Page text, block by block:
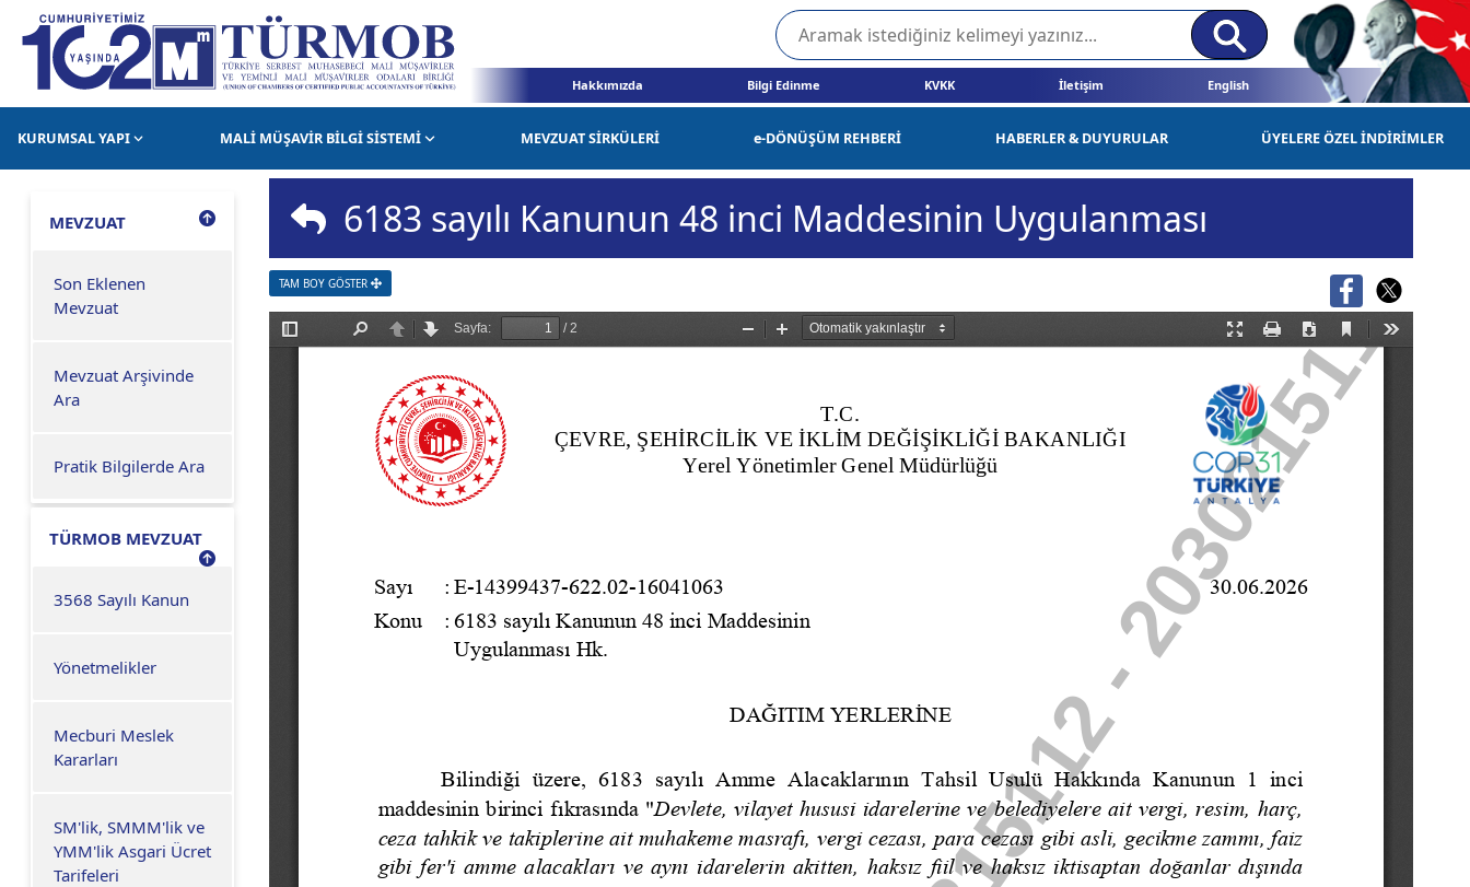
Hakkımızda Bilgi Edinme KVKK İletişim English
KURUMSAL YAPI MALİ MÜŞAVİR BİLGİ SİSTEMİ MEVZUAT SİRKÜLERİ e-DÖNÜŞÜM REHBERİ HABERLER & DUYURULAR ÜYELERE ÖZEL İNDİRİMLER
MEVZUAT
Son Eklenen
Mevzuat
Mevzuat Arşivinde
Ara
Pratik Bilgilerde Ara
TÜRMOB MEVZUAT
3568 Sayılı Kanun
Yönetmelikler
Mecburi Meslek
Kararları
SM'lik, SMMM'lik ve
YMM'lik Asgari Ücret
Tarifeleri
6183 sayılı Kanunun 48 inci Maddesinin Uygulanması
TAM BOY GÖSTER